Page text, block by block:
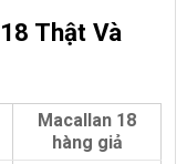
Thật Và
Macallan 18
hàng giả